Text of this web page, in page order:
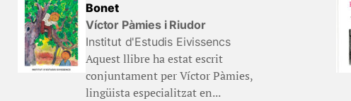
Bonet
Víctor Pàmies i Riudor
Institut d'Estudis Eivissencs
Aquest llibre ha estat escrit
conjuntament per Víctor Pàmies,
lingüista especialitzat en...